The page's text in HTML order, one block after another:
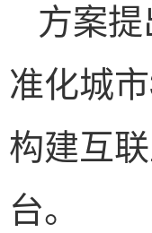
方案
准化城
构建互
台。